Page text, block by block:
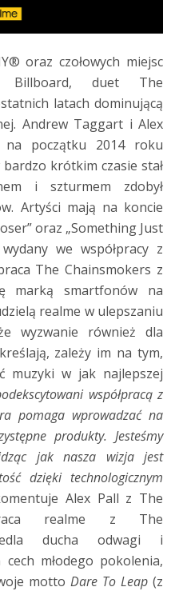
oraz czołowych miejsc
Billboard, duet The
latach dominującą
Andrew Taggart i Alex
początku 2014 roku
krótkim czasie stał
i szturmem zdobył
Artyści mają na koncie
oraz „Something Just
we współpracy z
The Chainsmokers z
marką smartfonów na
realme w ulepszaniu
wyzwanie również dla
zależy im na tym,
muzyki w jak najlepszej
współpracą z
pomaga wprowadzać na
produkty. Jesteśmy
jak nasza wizja jest
dzięki technologicznym
Alex Pall z The
realme z The
ducha odwagi i
młodego pokolenia,
motto Dare To Leap (z